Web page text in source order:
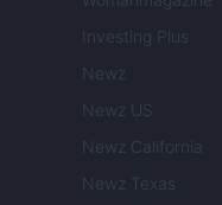
Investing Plus
Newz
Newz US
Newz California
Newz Texas